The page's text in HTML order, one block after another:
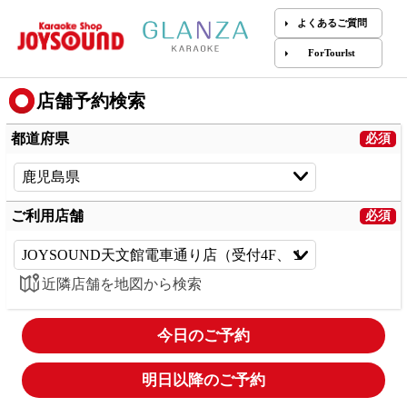
よくあるご質問
ForTourlst
店舗予約検索
都道府県
ご利用店舗
近隣店舗を地図から検索
今日のご予約
明日以降のご予約